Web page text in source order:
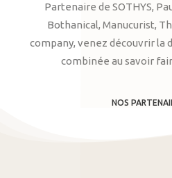
Partenaire de SOTHYS,
Bothanical, Manucurist,
company, venez découvrir la
combinée au savoir
NOS